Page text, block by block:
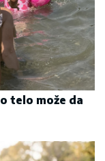
telo može da